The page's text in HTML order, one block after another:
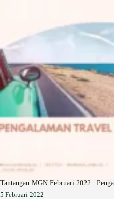
Tantangan MGN Februari 2022 :
5 Februari 2022